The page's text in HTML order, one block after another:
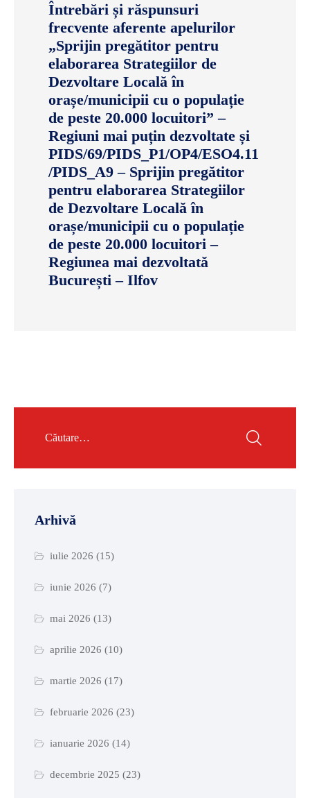
Întrebări și răspunsuri
frecvente aferente apelurilor
„Sprijin pregătitor pentru
elaborarea Strategiilor de
Dezvoltare Locală în
orașe/municipii cu o populație
de peste 20.000 locuitori” –
Regiuni mai puțin dezvoltate și
PIDS/69/PIDS_P1/OP4/ESO4.11
/PIDS_A9 – Sprijin pregătitor
pentru elaborarea Strategiilor
de Dezvoltare Locală în
orașe/municipii cu o populație
de peste 20.000 locuitori –
Regiunea mai dezvoltată
București – Ilfov
Arhivă
iulie 2026 (15)
iunie 2026 (7)
mai 2026 (13)
aprilie 2026 (10)
martie 2026 (17)
februarie 2026 (23)
ianuarie 2026 (14)
decembrie 2025 (23)